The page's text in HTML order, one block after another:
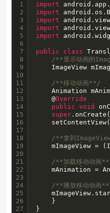
1
2
3
4
5
6
7
8
9
10
11
12
13
14
15
16
17
18
19
20
21
22
23
24
25
26
27
import
import
import
import
import
public class
/**显示动画的
ImageView
/**移动动画**/
Animation
    @
Override
public
void
super
/**拿到
	mImageView = (ImageView)findViewById(R.id.imageView);
/**加载移动动画
mAnimation =
/**播放移动动画
	mImageView.startAnimation(mAnimation);
    }
}